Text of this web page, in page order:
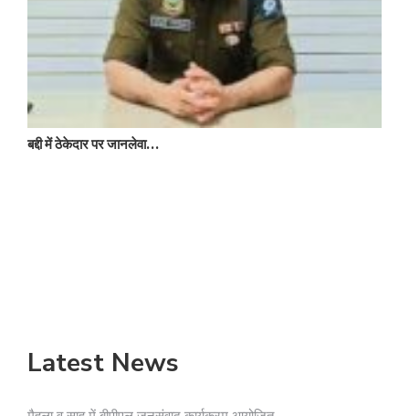
बद्दी में ठेकेदार पर जानलेवा…
Latest News